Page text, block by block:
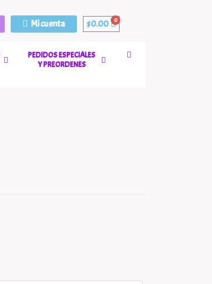
Mi cuenta $0.00
PEDIDOS ESPECIALES
Y PREORDENES